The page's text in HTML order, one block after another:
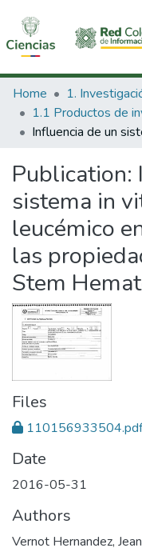
Communities &
All of DSpace
Home
Publication:
sistema in
leucémico
las
Stem
Files
110156933504.pdf
Date
2016-05-31
Authors
Vernot Hernandez,